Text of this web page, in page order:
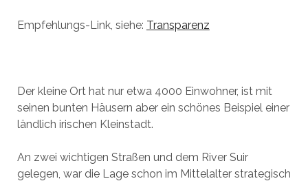
Empfehlungs-Link, siehe: Transparenz
Der kleine Ort hat nur etwa 4000 Einwohner, ist mit
seinen bunten Häusern aber ein schönes Beispiel einer
ländlich irischen Kleinstadt.
An zwei wichtigen Straßen und dem River Suir
gelegen, war die Lage schon im Mittelalter strategisch